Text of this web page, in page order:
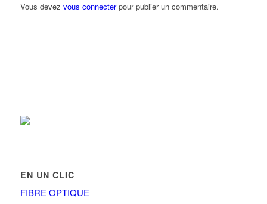
Vous devez vous connecterpour publier un commentaire.
EN UN CLIC
FIBRE OPTIQUE